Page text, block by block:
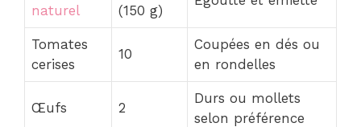
naturel
(150 g)
Tomates
cerises
10
Coupées en dés ou
en rondelles
Œufs 2
Durs ou mollets
selon préférence